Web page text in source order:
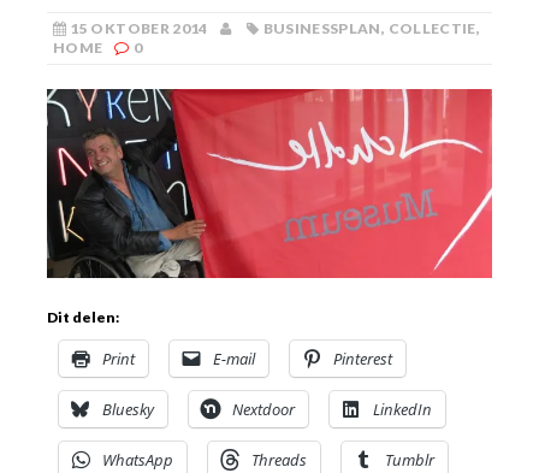
15 OKTOBER 2014 BUSINESSPLAN, COLLECTIE,
HOME
0
Dit delen:
Print E-mail Pinterest
Bluesky Nextdoor LinkedIn
WhatsApp Threads Tumblr